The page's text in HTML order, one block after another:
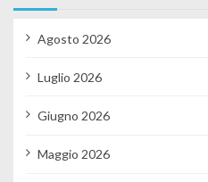
Agosto 2026
Luglio 2026
Giugno 2026
Maggio 2026